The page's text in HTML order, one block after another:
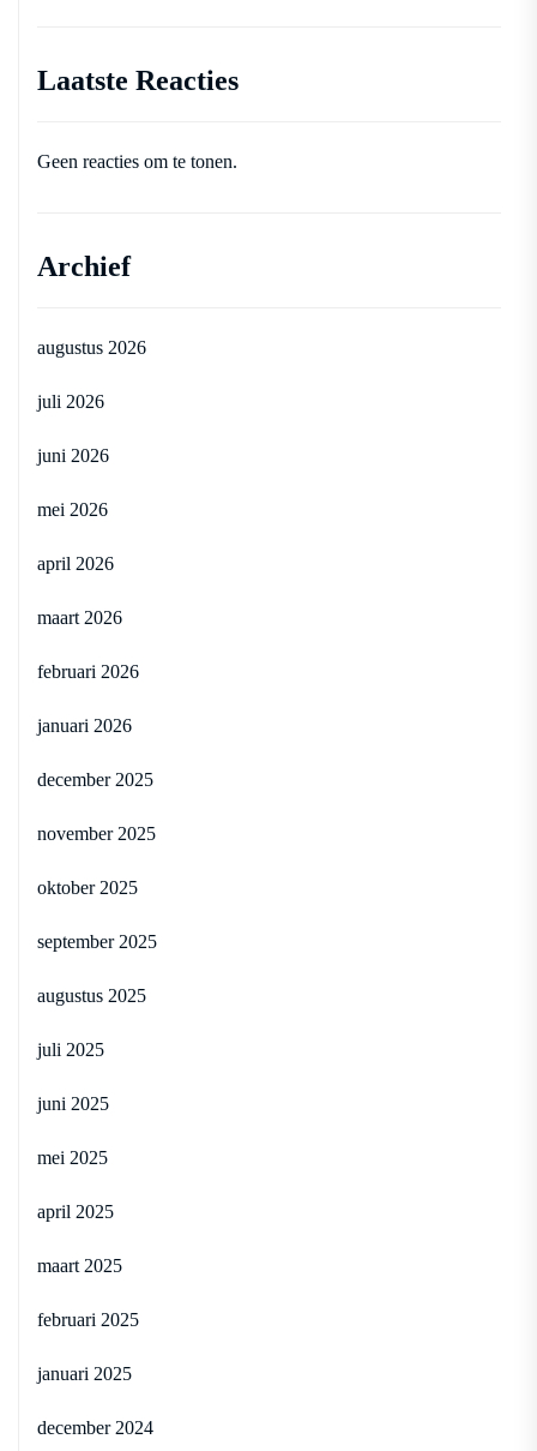
Laatste Reacties
Geen reacties om te tonen.
Archief
augustus 2026
juli 2026
juni 2026
mei 2026
april 2026
maart 2026
februari 2026
januari 2026
december 2025
november 2025
oktober 2025
september 2025
augustus 2025
juli 2025
juni 2025
mei 2025
april 2025
maart 2025
februari 2025
januari 2025
december 2024